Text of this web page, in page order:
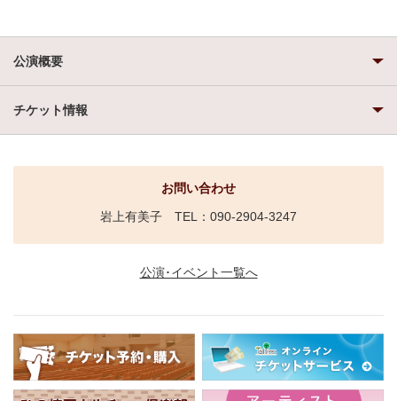
公演概要
チケット情報
お問い合わせ
岩上有美子 TEL：090-2904-3247
公演･イベント一覧へ